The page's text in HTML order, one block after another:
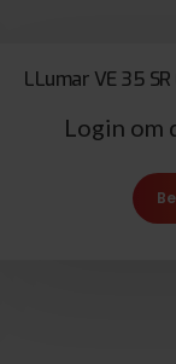
LLumar VE 35
Login om